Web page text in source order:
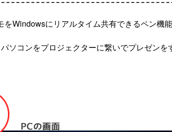
Windowsにリアルタイム共有できるペン機
ソコンをプロジェクターに繋いでプレゼンを